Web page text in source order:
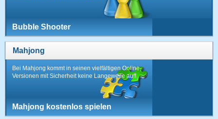
Bubble Shooter
Mahjong
Bei Mahjong kommt in seinen vielfältigen Online-
Versionen mit Sicherheit keine Langeweile auf!
Mahjong kostenlos spielen